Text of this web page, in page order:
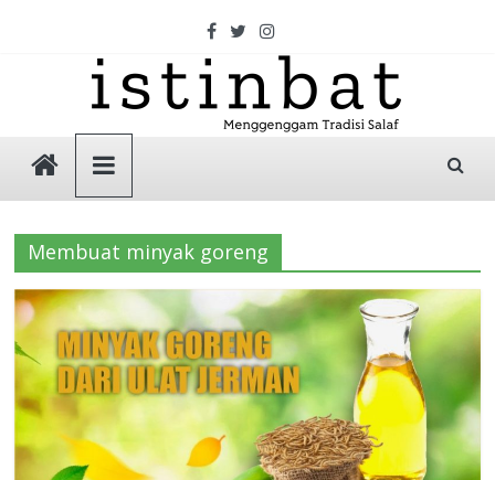
Istinbat
Menggenggam
Tradisi
Salaf
Membuat minyak goreng